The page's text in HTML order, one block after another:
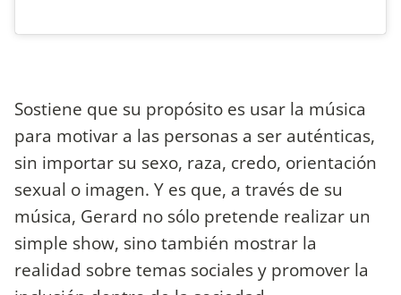
Sostiene que su propósito es usar la música
para motivar a las personas a ser auténticas,
sin importar su sexo, raza, credo, orientación
sexual o imagen. Y es que, a través de su
música, Gerard no sólo pretende realizar un
simple show, sino también mostrar la
realidad sobre temas sociales y promover la